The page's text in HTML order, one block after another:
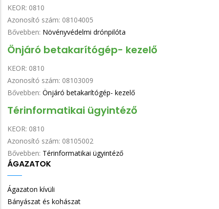
KEOR: 0810
Azonosító szám: 08104005
Bővebben: Növényvédelmi drónpilóta
Önjáró betakarítógép- kezelő
KEOR: 0810
Azonosító szám: 08103009
Bővebben: Önjáró betakarítógép- kezelő
Térinformatikai ügyintéző
KEOR: 0810
Azonosító szám: 08105002
Bővebben: Térinformatikai ügyintéző
ÁGAZATOK
Ágazaton kívüli
Bányászat és kohászat